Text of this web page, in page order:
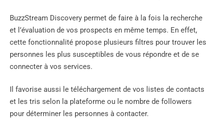
BuzzStream Discovery permet de faire à la fois la recherche
et l’évaluation de vos prospects en même temps. En effet,
cette fonctionnalité propose plusieurs filtres pour trouver les
personnes les plus susceptibles de vous répondre et de se
connecter à vos services.
Il favorise aussi le téléchargement de vos listes de contacts
et les tris selon la plateforme ou le nombre de followers
pour déterminer les personnes à contacter.